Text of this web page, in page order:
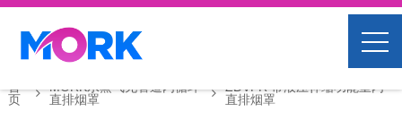
首
页
MORK水蒸气无管道内循环
直排烟罩
ZDVFR 带液压伸缩功能室内
直排烟罩